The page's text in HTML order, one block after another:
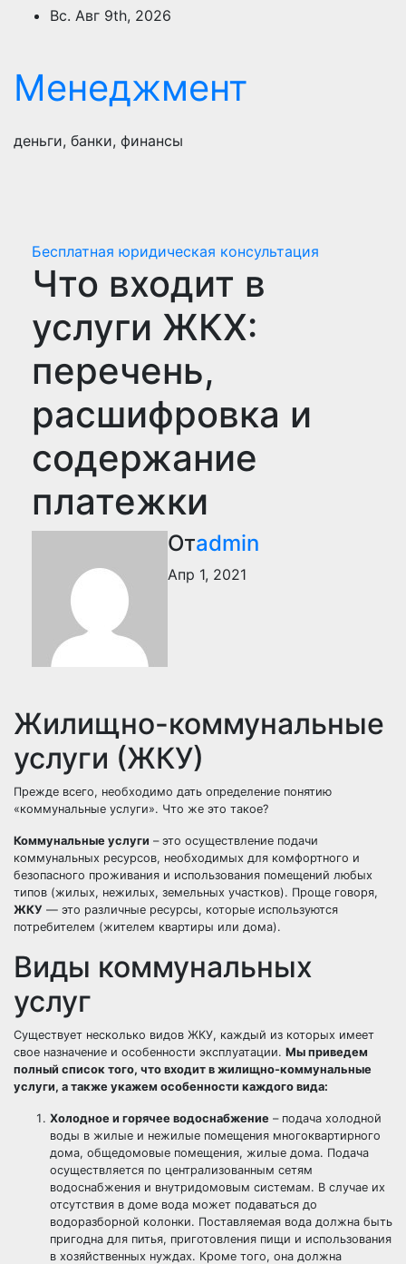
ПерейтиВс. Авг 9th, 2026
Менеджмент
деньги, банки, финансы
Бесплатная юридическая консультация
Что входит в
услуги ЖКХ:
перечень,
расшифровка и
содержание
платежки
Отadmin
Апр 1, 2021
Жилищно-коммунальные
услуги (ЖКУ)
Прежде всего, необходимо дать определение понятию
«коммунальные услуги». Что же это такое?
Коммунальные услуги – это осуществление подачи
коммунальных ресурсов, необходимых для комфортного и
безопасного проживания и использования помещений любых
типов (жилых, нежилых, земельных участков). Проще говоря,
ЖКУ — это различные ресурсы, которые используются
потребителем (жителем квартиры или дома).
Виды коммунальных
услуг
Существует несколько видов ЖКУ, каждый из которых имеет
свое назначение и особенности эксплуатации. Мы приведем
полный список того, что входит в жилищно-коммунальные
услуги, а также укажем особенности каждого вида:
Холодное и горячее водоснабжение – подача холодной
воды в жилые и нежилые помещения многоквартирного
дома, общедомовые помещения, жилые дома. Подача
осуществляется по централизованным сетям
водоснабжения и внутридомовым системам. В случае их
отсутствия в доме вода может подаваться до
водоразборной колонки. Поставляемая вода должна быть
пригодна для питья, приготовления пищи и использования
в хозяйственных нуждах. Кроме того, она должна